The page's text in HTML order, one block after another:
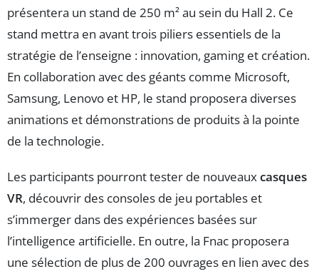
présentera un stand de 250 m² au sein du Hall 2. Ce
stand mettra en avant trois piliers essentiels de la
stratégie de l’enseigne : innovation, gaming et création.
En collaboration avec des géants comme Microsoft,
Samsung, Lenovo et HP, le stand proposera diverses
animations et démonstrations de produits à la pointe
de la technologie.
Les participants pourront tester de nouveauxcasques
VR, découvrir des consoles de jeu portables et
s’immerger dans des expériences basées sur
l’intelligence artificielle. En outre, la Fnac proposera
une sélection de plus de 200 ouvrages en lien avec des